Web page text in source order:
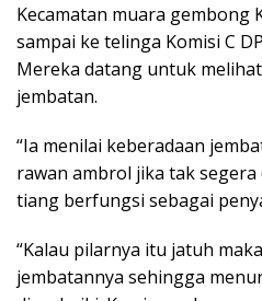
Kecamatan muara gembong
sampai ke telinga Komisi C
Mereka datang untuk
jembatan.
“Ia menilai keberadaan
rawan ambrol jika tak
tiang berfungsi sebagai
“Kalau pilarnya itu jatuh
jembatannya sehingga